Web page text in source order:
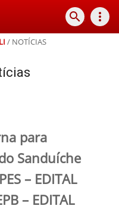
search more_vert
/ NOTÍCIAS
para
Sanduíche
– EDITAL
– EDITAL